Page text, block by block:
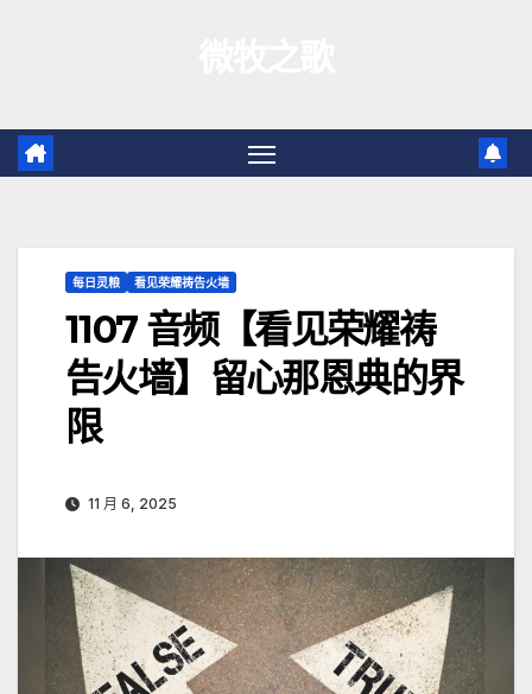
容
每日灵粮 看见荣耀祷告火墙
1107 音频【看见荣耀祷
告火墙】留心那恩典的界
限
11 月 6, 2025